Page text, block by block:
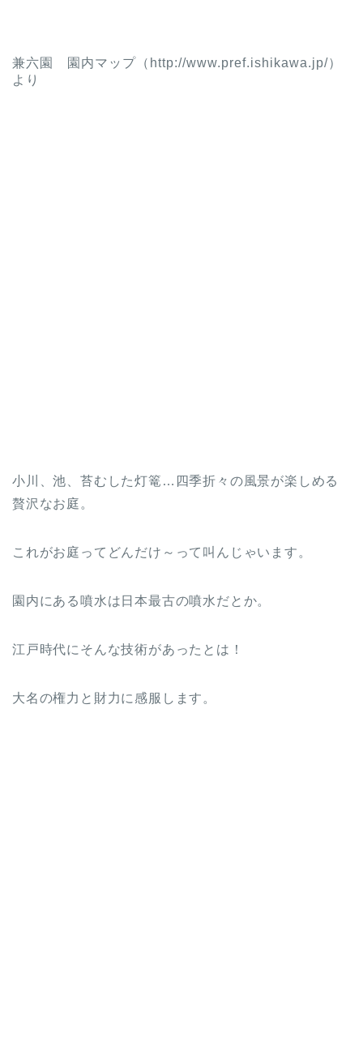
兼六園 園内マップ（http://www.pref.ishikawa.jp/）
より
小川、池、苔むした灯篭…四季折々の風景が楽しめる
贅沢なお庭。
これがお庭ってどんだけ～って叫んじゃいます。
園内にある噴水は日本最古の噴水だとか。
江戸時代にそんな技術があったとは！
大名の権力と財力に感服します。